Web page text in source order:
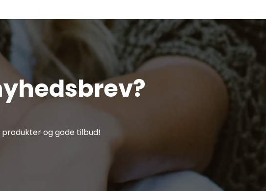
og gode tilbud!